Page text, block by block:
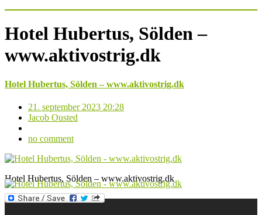
Hotel Hubertus, Sölden –
www.aktivostrig.dk
Hotel Hubertus, Sölden – www.aktivostrig.dk
21. september 2023 20:28
Jacob Ousted
no comment
Hotel Hubertus, Sölden – www.aktivostrig.dk